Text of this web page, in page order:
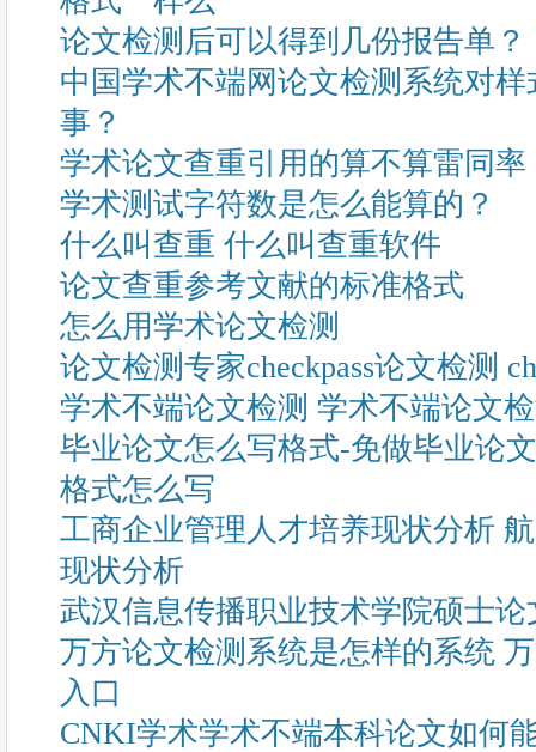
论文检测后可以得到几份报告单？
中国学术不端网论文检测系统对
事？
学术论文查重引用的算不算雷同率
学术测试字符数是怎么能算的？
什么叫查重 什么叫查重软件
论文查重参考文献的标准格式
怎么用学术论文检测
论文检测专家checkpass论文检测
学术不端论文检测 学术不端论文
毕业论文怎么写格式-免做毕业论
格式怎么写
工商企业管理人才培养现状分析
现状分析
武汉信息传播职业技术学院硕士
万方论文检测系统是怎样的系统
入口
CNKI学术学术不端本科论文如何